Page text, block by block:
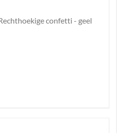
confetti - geel